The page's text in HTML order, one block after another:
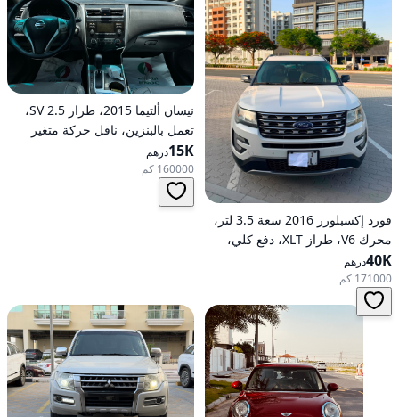
فورد إكسبلورر 2016 سعة 3.5 لتر،
محرك V6، طراز XLT، دفع كلي،
خيارات متوسطة، تعمل بالبنزين،
أوتوماتيكية، دفع كلي
40Kدرهم
171000 كم
نيسان ألتيما 2015، طراز 2.5 SV،
تعمل بالبنزين، ناقل حركة متغير
مستمر (CVT)، دفع أمامي
15Kدرهم
160000 كم